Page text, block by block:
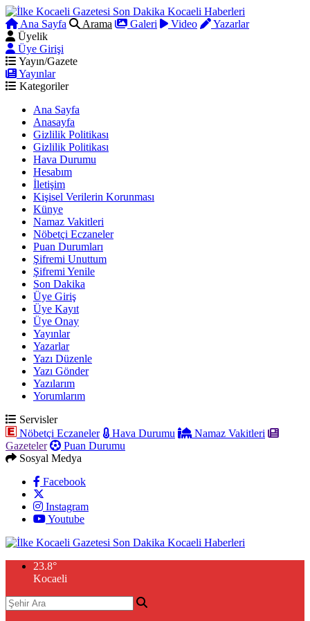
Ana Sayfa Arama Galeri Video
Yazarlar
Üyelik
Üye Girişi
Yayın/Gazete
Yayınlar
Kategoriler
Ana Sayfa
Anasayfa
Gizlilik Politikası
Gizlilik Politikası
Hava Durumu
Hesabım
İletişim
Kişisel Verilerin Korunması
Künye
Namaz Vakitleri
Nöbetçi Eczaneler
Puan Durumları
Şifremi Unuttum
Şifremi Yenile
Son Dakika
Üye Giriş
Üye Kayıt
Üye Onay
Yayınlar
Yazarlar
Yazı Düzenle
Yazı Gönder
Yazılarım
Yorumlarım
Servisler
Nöbetçi Eczaneler
Hava Durumu
Namaz Vakitleri
Gazeteler
Puan Durumu
Sosyal Medya
Facebook
Instagram
Youtube
23.8°
Kocaeli